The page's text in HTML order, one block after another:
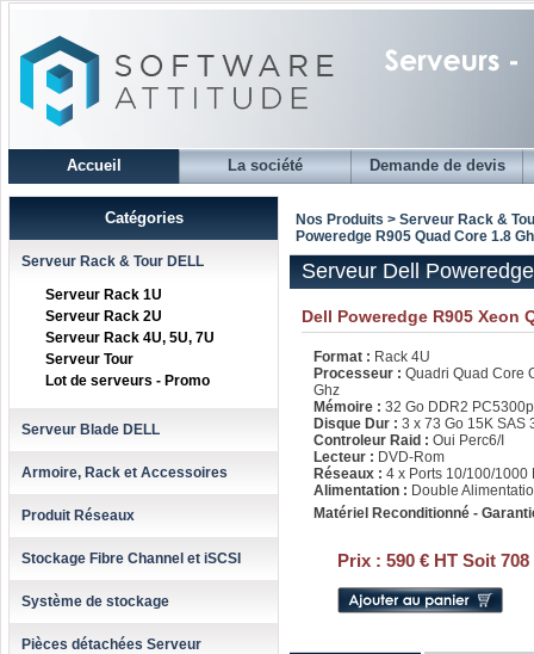
Accueil La société Demande de devis
Catégories
Serveur Rack & Tour DELL
Serveur Rack 1U
Serveur Rack 2U
Serveur Rack 4U, 5U, 7U
Serveur Tour
Lot de serveurs - Promo
Serveur Blade DELL
Armoire, Rack et Accessoires
Produit Réseaux
Stockage Fibre Channel et iSCSI
Système de stockage
Pièces détachées Serveur
Nos Produits > Serveur Rack &
Poweredge R905 Quad Core 1.8
Serveur Dell
Dell Poweredge R905 Xeon
Format : Rack 4U
Processeur : Quadri Quad Core
Ghz
Mémoire : 32 Go DDR2 PC5300p
Disque Dur : 3 x 73 Go 15K SAS
Controleur Raid : Oui Perc6/I
Lecteur : DVD-Rom
Réseaux : 4 x Ports 10/100/1000
Alimentation : Double
Matériel Reconditionné -
Prix : 590 € HT Soit 708